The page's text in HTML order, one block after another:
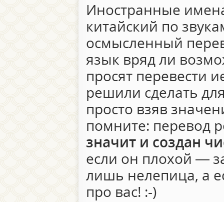
Иностранные
китайский по
осмысленный
язык вряд ли
просят перевести
решили сделать
просто взяв
помните: перевод
значит и создан
если он плохой —
лишь нелепица, а
про вас! :-)